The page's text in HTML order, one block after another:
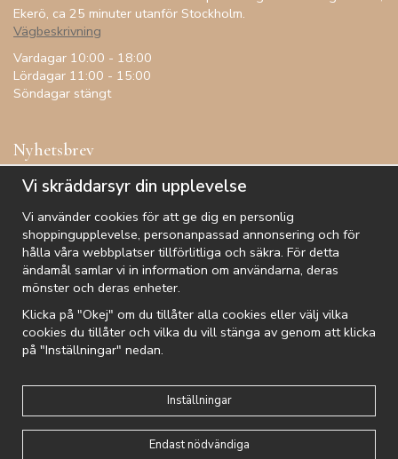
Ekerö, ca 25 minuter utanför Stockholm.
Vägbeskrivning
Vardagar 10:00 - 18:00
Lördagar 11:00 - 15:00
Söndagar stängt
Nyhetsbrev
Få inspiration, förtur till kampanjer, specialerbjudanden och
De uppgifter du matar in kommer endast användas till våra nyhetsbrev.
Logga in
Om cookies Integritetspolicy
Vi skräddarsyr din upplevelse
Vi använder cookies för att ge dig en personlig
shoppingupplevelse, personanpassad annonsering och för
hålla våra webbplatser tillförlitliga och säkra. För detta
ändamål samlar vi in information om användarna, deras
mönster och deras enheter.
Klicka på "Okej" om du tillåter alla cookies eller välj vilka
cookies du tillåter och vilka du vill stänga av genom att klicka
på "Inställningar" nedan.
Inställningar
Endast nödvändiga